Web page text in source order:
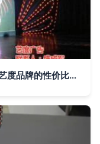
广州元旦灯光音响租赁价格解析 选择艺度品牌的性价比之道